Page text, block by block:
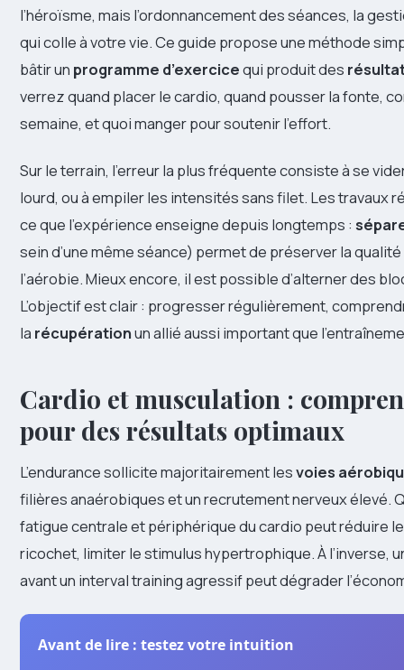
l’héroïsme, mais l’ordonnancement des séances, la
qui colle à votre vie. Ce guide propose une méthode
bâtir un programme d’exercicequi produit des
verrez quand placer le cardio, quand pousser la fonte,
semaine, et quoi manger pour soutenir l’effort.
Sur le terrain, l’erreur la plus fréquente consiste à se
lourd, ou à empiler les intensités sans filet. Les travaux
ce que l’expérience enseigne depuis longtemps :
sein d’une même séance) permet de préserver la
l’aérobie. Mieux encore, il est possible d’alterner des
L’objectif est clair : progresser régulièrement,
la récupérationun allié aussi important que
Cardio et musculation :
pour des résultats optimaux
L’endurance sollicite majoritairement lesvoies
filières anaérobiques et un recrutement nerveux élevé.
fatigue centrale et périphérique du cardio peut réduire
ricochet, limiter le stimulus hypertrophique. À l’inverse,
avant un interval training agressif peut dégrader
Avant de lire : testez votre intuition